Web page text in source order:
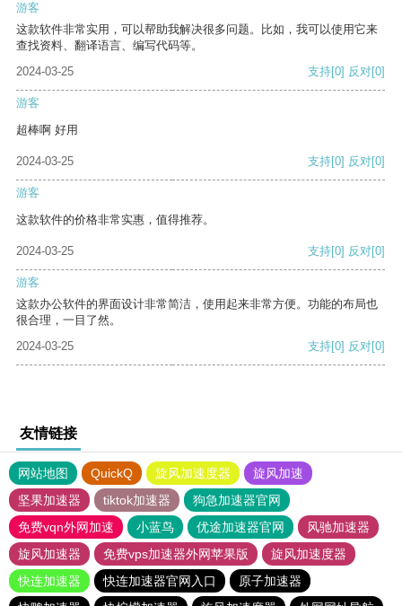
游客
这款软件非常实用，可以帮助我解决很多问题。比如，我可以使用它来
查找资料、翻译语言、编写代码等。
2024-03-25
支持[0] 反对[0]
游客
超棒啊 好用
2024-03-25 支持[0] 反对[0]
游客
这款软件的价格非常实惠，值得推荐。
2024-03-25 支持[0] 反对[0]
游客
这款办公软件的界面设计非常简洁，使用起来非常方便。功能的布局也
很合理，一目了然。
2024-03-25
支持[0] 反对[0]
友情链接
网站地图 QuickQ 旋风加速度器
旋风加速
坚果加速器
tiktok加速器
狗急加速器官网
免费vqn外网加速
小蓝鸟 优途加速器官网
风驰加速器
旋风加速器
免费vps加速器外网苹果版
旋风加速度器
快连加速器
快连加速器官网入口
原子加速器